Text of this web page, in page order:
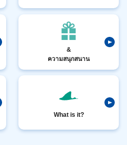
&
ความสนุกสนาน
What is it?